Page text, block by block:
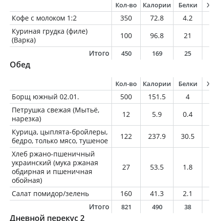
Кол-во Калории Белки
Кофе с молоком 1:2 350 72.8 4.2
Куриная грудка (филе)
(Варка)
100 96.8 21
Итого
450 169 25
Обед
Кол-во Калории Белки
Борщ южный 02.01. 500 151.5 4
Петрушка свежая (Мытьё,
нарезка)
12 5.9 0.4
Курица, цыплята-бройлеры,
бедро, только мясо, тушеное
122 237.9 30.5
Хлеб ржано-пшеничный
украинский (мука ржаная
обдирная и пшеничная
обойная)
27 53.5 1.8
Салат помидор/зелень 160 41.3 2.1
Итого
821 490 38
Дневной перекус 2